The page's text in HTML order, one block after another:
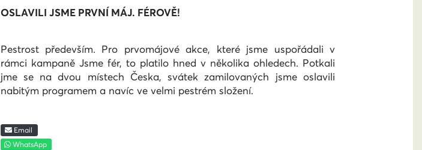
OSLAVILI JSME PRVNÍ MÁJ. FÉROVĚ!
Pestrost především. Pro prvomájové akce, které jsme uspořádali v
rámci kampaně Jsme fér, to platilo hned v několika ohledech. Potkali
jme se na dvou místech Česka, svátek zamilovaných jsme oslavili
nabitým programem a navíc ve velmi pestrém složení.
Email
WhatsApp